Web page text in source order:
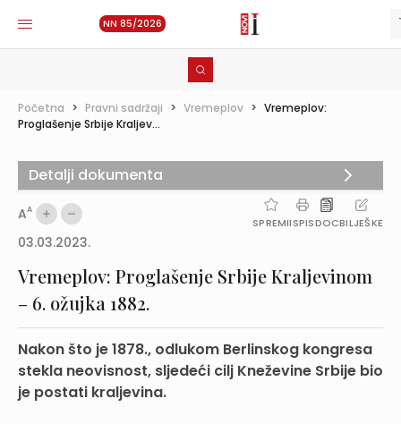
NN 85/2026
Početna > Pravni sadržaji > Vremeplov > Vremeplov:
Proglašenje Srbije Kraljev...
AA
SPREMIISPISDOCBILJEŠKE
03.03.2023.
Vremeplov: Proglašenje Srbije Kraljevinom
– 6. ožujka 1882.
Nakon što je 1878., odlukom Berlinskog kongresa
stekla neovisnost, sljedeći cilj Kneževine Srbije bio
je postati kraljevina.
Detalji dokumenta